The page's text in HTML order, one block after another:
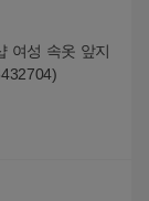
여성 속옷 앞지